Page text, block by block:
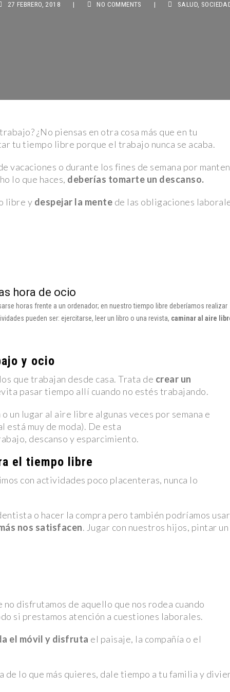
Rolling
para
Peluche:
tráiler y
en la
mientras
de
en el
en
Partidos
Robbie y
¿No piensas en otra cosa más que en tu
tu tiempo libre porque el trabajo nunca se acaba.
vacaciones o durante los fines de semana por
lo que haces, deberías tomarte un descanso.
libre y despejar la mente de las obligaciones
hora de ocio
horas frente a un ordenador; en nuestro tiempo libre deberíamos realizar
pueden ser: ejercitarse, leer un libro o una revista, caminar al aire
y ocio
que trabajan desde casa. Trata de crear un
pasar tiempo allí cuando no estés trabajando.
un lugar al aire libre algunas veces por semana e
está muy de moda). De esta
descanso y esparcimiento.
el tiempo libre
con actividades poco placenteras, nunca lo
o hacer la compra pero también podríamos usar
nos satisfacen. Jugar con nuestros hijos, pintar un
disfrutamos de aquello que nos rodea cuando
si prestamos atención a cuestiones laborales.
el móvil y disfruta el paisaje, la compañía o el
de lo que más quieres, dale tiempo a tu familia y